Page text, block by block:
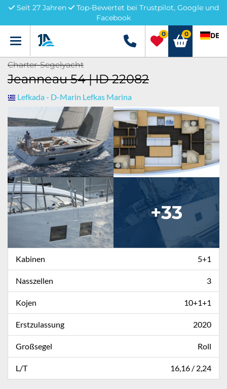
Seit 27 Jahren
Top-Bewertet bei Trustpilot, Google und
Facebook
Menü +49 5741 3222690
0 0 DE
Charter-Segelyacht
Jeanneau 54 | ID 22082
Lefkada - D-Marin Lefkas Marina
+33
Kabinen 5+1
Nasszellen 3
Kojen 10+1+1
Erstzulassung 2020
Großsegel Roll
L/T 16,16 / 2,24